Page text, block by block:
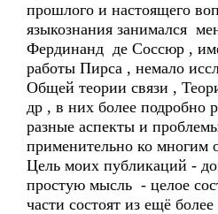
прошлого и настоящего
языкознания занимался
Фердинанд де Соссюр ,
работы Пирса , немало
Общей теории связи ,
др , в них более подробно
разные аспекты и
применительно ко многим
Цель моих публикаций -
простую мысль - целое
части состоят из ещё